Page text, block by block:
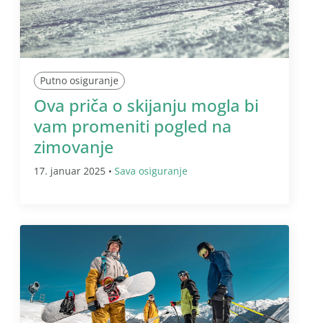
Putno osiguranje
Ova priča o skijanju mogla bi
vam promeniti pogled na
zimovanje
17. januar 2025 • Sava osiguranje